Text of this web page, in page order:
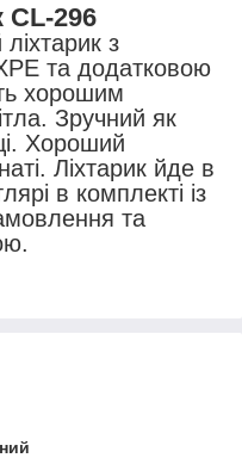
CL-296
з
та додатковою
хорошим
Зручний як
Хороший
Ліхтарик йде в
в комплекті із
та